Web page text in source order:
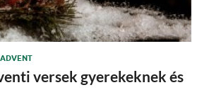
ADVENT
versek gyerekeknek és